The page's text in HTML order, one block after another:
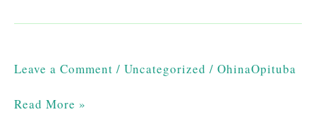
Leave a Comment / Uncategorized / OhinaOpituba
Read More »